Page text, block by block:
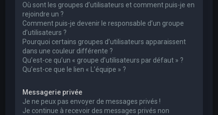
Où sont les groupes d’utilisateurs et comment puis-je en
rejoindre un ?
Comment puis-je devenir le responsable d’un groupe
d’utilisateurs ?
Pourquoi certains groupes d’utilisateurs apparaissent
dans une couleur différente ?
Qu’est-ce qu’un « groupe d’utilisateurs par défaut » ?
Qu’est-ce que le lien « L’équipe » ?
Messagerie privée
Je ne peux pas envoyer de messages privés !
Je continue à recevoir des messages privés non